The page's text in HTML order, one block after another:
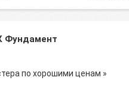
Фундамент
по хорошими ценам »